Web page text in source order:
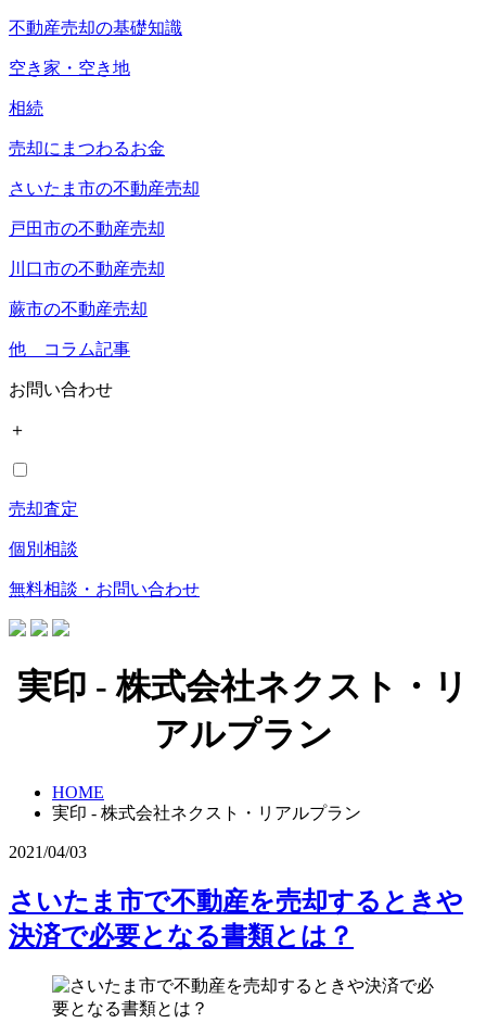
不動産売却の基礎知識
空き家・空き地
相続
売却にまつわるお金
さいたま市の不動産売却
戸田市の不動産売却
川口市の不動産売却
蕨市の不動産売却
他 コラム記事
お問い合わせ
＋
売却査定
個別相談
無料相談・お問い合わせ
実印 - 株式会社ネクスト・リ
アルプラン
HOME
実印 - 株式会社ネクスト・リアルプラン
2021/04/03
さいたま市で不動産を売却するときや
決済で必要となる書類とは？